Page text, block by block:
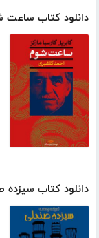
دانلود کتاب ساعت
دانلود کتاب سیزده